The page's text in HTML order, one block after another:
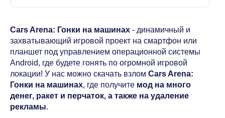
Cars Arena: Гонки на машинах - динамичный и
захватывающий игровой проект на смартфон или
планшет под управлением операционной системы
Android, где будете гонять по огромной игровой
локации! У нас можно скачать взлом Cars Arena:
Гонки на машинах, где получите мод на много
денег, ракет и перчаток, а также на удаление
рекламы.